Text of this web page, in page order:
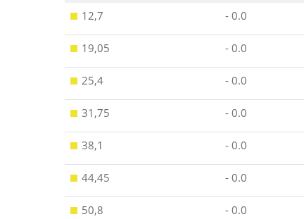
12,7 - 0.0
19,05 - 0.0
25,4 - 0.0
31,75 - 0.0
38,1 - 0.0
44,45 - 0.0
50,8 - 0.0